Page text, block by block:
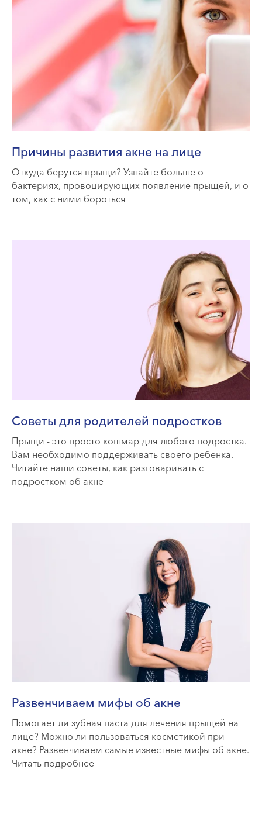
Причины развития акне на лице
Откуда берутся прыщи? Узнайте больше о
бактериях, провоцирующих появление прыщей, и о
том, как с ними бороться
Советы для родителей подростков
Прыщи - это просто кошмар для любого подростка.
Вам необходимо поддерживать своего ребенка.
Читайте наши советы, как разговаривать с
подростком об акне
Развенчиваем мифы об акне
Помогает ли зубная паста для лечения прыщей на
лице? Можно ли пользоваться косметикой при
акне? Развенчиваем самые известные мифы об акне.
Читать подробнее